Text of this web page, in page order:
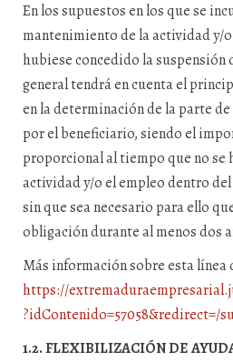
En los supuestos en los que se
mantenimiento de la actividad y/
hubiese concedido la suspensión
general tendrá en cuenta el
en la determinación de la parte
por el beneficiario, siendo el
proporcional al tiempo que no se
actividad y/o el empleo dentro
sin que sea necesario para ello
obligación durante al menos dos
Más información sobre esta línea
https://
?idContenido=57058&redirect=/
1.2. FLEXIBILIZACIÓN DE